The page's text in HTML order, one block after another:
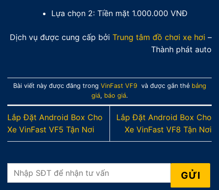
Lựa chọn 2: Tiền mặt 1.000.000 VNĐ
Dịch vụ được cung cấp bởi Trung tâm đồ chơi xe hơi –
Thành phát auto
Bài viết này được đăng trong VinFast VF9 và được gắn thẻ bảng
giá, báo giá.
Lắp Đặt Android Box Cho
Xe VinFast VF5 Tận Nơi
Lắp Đặt Android Box Cho
Xe VinFast VF8 Tận Nơi